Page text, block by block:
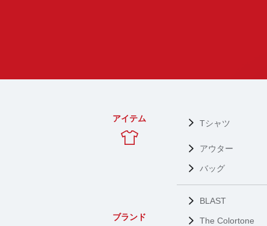
アイテム Tシャツ
アウター
バッグ
ブランド
BLAST
The Colortone